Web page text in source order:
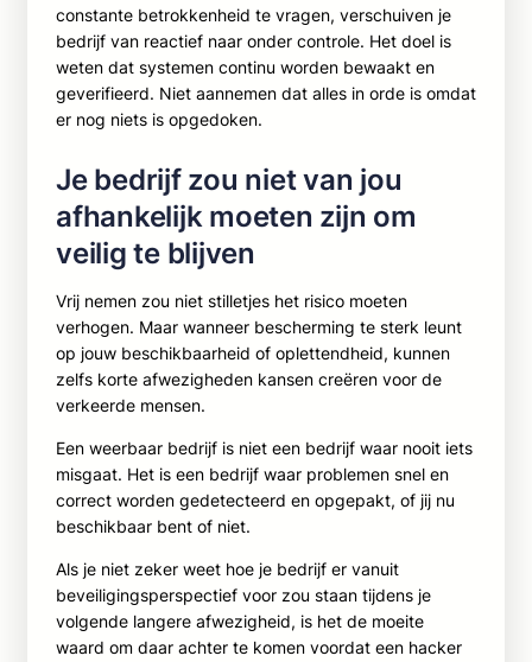
constante betrokkenheid te vragen, verschuiven je
bedrijf van reactief naar onder controle. Het doel is
weten dat systemen continu worden bewaakt en
geverifieerd. Niet aannemen dat alles in orde is omdat
er nog niets is opgedoken.
Je bedrijf zou niet van jou
afhankelijk moeten zijn om
veilig te blijven
Vrij nemen zou niet stilletjes het risico moeten
verhogen. Maar wanneer bescherming te sterk leunt
op jouw beschikbaarheid of oplettendheid, kunnen
zelfs korte afwezigheden kansen creëren voor de
verkeerde mensen.
Een weerbaar bedrijf is niet een bedrijf waar nooit iets
misgaat. Het is een bedrijf waar problemen snel en
correct worden gedetecteerd en opgepakt, of jij nu
beschikbaar bent of niet.
Als je niet zeker weet hoe je bedrijf er vanuit
beveiligingsperspectief voor zou staan tijdens je
volgende langere afwezigheid, is het de moeite
waard om daar achter te komen voordat een hacker